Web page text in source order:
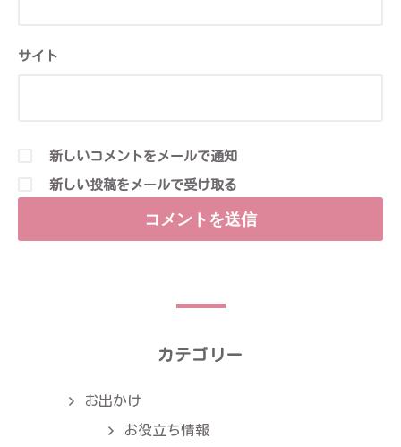
サイト
新しいコメントをメールで通知
新しい投稿をメールで受け取る
カテゴリー
お出かけ
お役立ち情報